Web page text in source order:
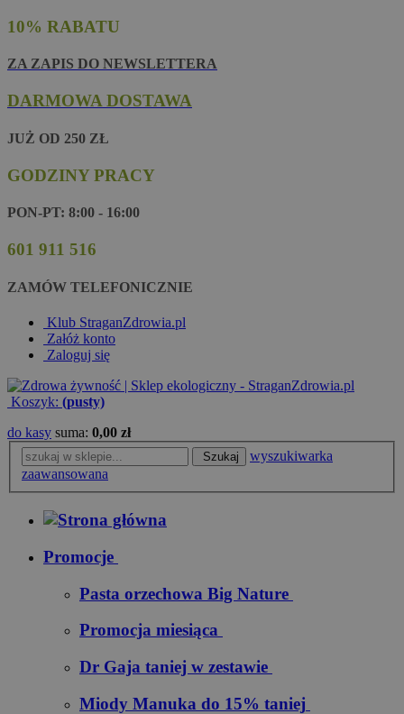
10% RABATU
ZA ZAPIS DO NEWSLETTERA
DARMOWA DOSTAWA
JUŻ OD 250 ZŁ
GODZINY PRACY
PON-PT: 8:00 - 16:00
601 911 516
ZAMÓW TELEFONICZNIE
Klub StraganZdrowia.pl
Załóż konto
Zaloguj się
Koszyk: (pusty)
do kasy suma: 0,00 zł
Szukaj
wyszukiwarka
zaawansowana
Promocje
Pasta orzechowa Big Nature
Promocja miesiąca
Dr Gaja taniej w zestawie
Miody Manuka do 15% taniej